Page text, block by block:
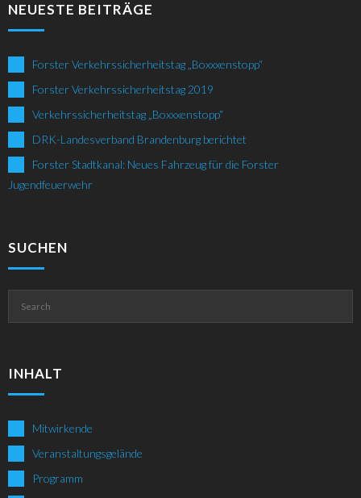
NEUESTE BEITRÄGE
Forster Verkehrssicherheitstag „Boxxxenstopp“
Forster Verkehrssicherheitstag 2019
Verkehrssicherheitstag „Boxxxenstopp“
DRK-Landesverband Brandenburg berichtet
Forster Stadtkanal: Neues Fahrzeug für die Forster
Jugendfeuerwehr
SUCHEN
INHALT
Mitwirkende
Veranstaltungsgelände
Programm